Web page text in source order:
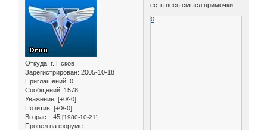
Откуда: г. Псков
Зарегистрирован: 2005-10-18
Приглашений: 0
Сообщений: 1578
Уважение: [+0/-0]
Позитив: [+0/-0]
Возраст: 45 [1980-10-21]
Провел на форуме:
есть весь смысл примочки.
0